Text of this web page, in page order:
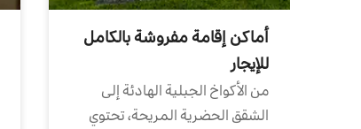
أماكن إقامة مفروشة بالكامل
للإيجار
من الأكواخ الجبلية الهادئة إلى
الشقق الحضرية المريحة، تحتوي